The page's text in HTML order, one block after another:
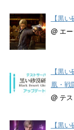
【黒
@ エ
【黒
凰・戦
@ テ
【黒